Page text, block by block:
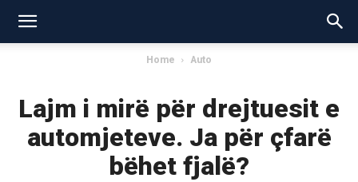
Home Auto
Lajm i mirë për drejtuesit e
automjeteve. Ja për çfarë
bëhet fjalë?